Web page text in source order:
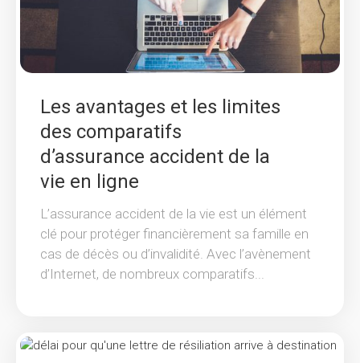
Les avantages et les limites
des comparatifs
d’assurance accident de la
vie en ligne
L’assurance accident de la vie est un élément
clé pour protéger financièrement sa famille en
cas de décès ou d’invalidité. Avec l’avènement
d’Internet, de nombreux comparatifs...